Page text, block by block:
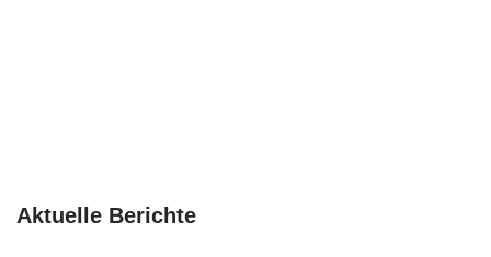
Aktuelle Berichte